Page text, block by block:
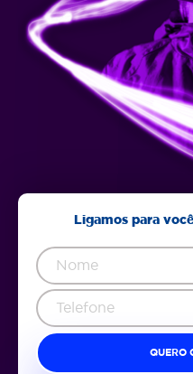
Ligamos para
QUERO